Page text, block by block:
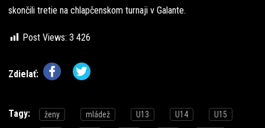
skončili tretie na chlapčenskom turnaji v Galante.
Post Views: 3 426
Zdielať:
Tagy: ženy mládež U13 U14 U15